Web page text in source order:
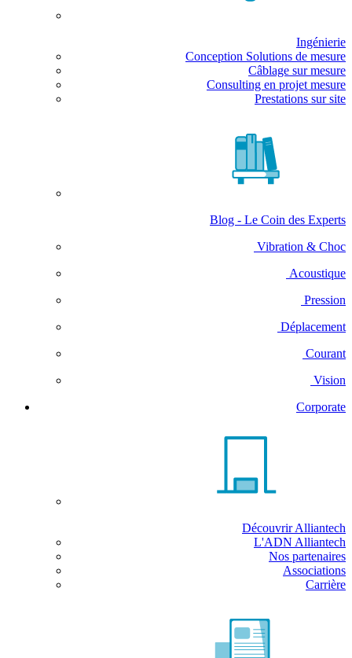
Ingénierie
Conception Solutions de mesure
Câblage sur mesure
Consulting en projet mesure
Prestations sur site
Blog - Le Coin des Experts
Vibration & Choc
Acoustique
Pression
Déplacement
Courant
Vision
Corporate
Découvrir Alliantech
L'ADN Alliantech
Nos partenaires
Associations
Carrière